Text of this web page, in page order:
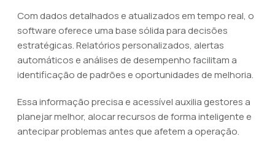
Com dados detalhados e atualizados em tempo real, o
software oferece uma base sólida para decisões
estratégicas. Relatórios personalizados, alertas
automáticos e análises de desempenho facilitam a
identificação de padrões e oportunidades de melhoria.
Essa informação precisa e acessível auxilia gestores a
planejar melhor, alocar recursos de forma inteligente e
antecipar problemas antes que afetem a operação.